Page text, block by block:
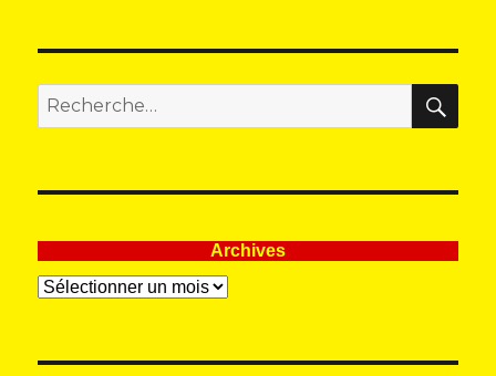
Recherche
pour
:
Archives
Archives